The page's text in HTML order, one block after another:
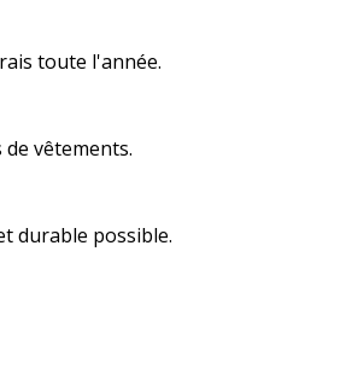
toute l'année.
vêtements.
durable possible.